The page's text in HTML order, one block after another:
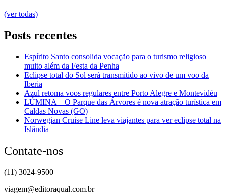
(ver todas)
Posts recentes
Espírito Santo consolida vocação para o turismo religioso
muito além da Festa da Penha
Eclipse total do Sol será transmitido ao vivo de um voo da
Iberia
Azul retoma voos regulares entre Porto Alegre e Montevidéu
LÚMINA – O Parque das Árvores é nova atração turística em
Caldas Novas (GO)
Norwegian Cruise Line leva viajantes para ver eclipse total na
Islândia
Contate-nos
(11) 3024-9500
viagem@editoraqual.com.br